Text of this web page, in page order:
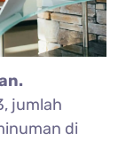
jumlah
di